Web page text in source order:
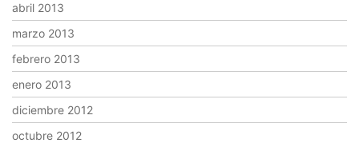
abril 2013
marzo 2013
febrero 2013
enero 2013
diciembre 2012
octubre 2012